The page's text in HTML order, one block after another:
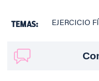
TEMAS: EJERCICIO